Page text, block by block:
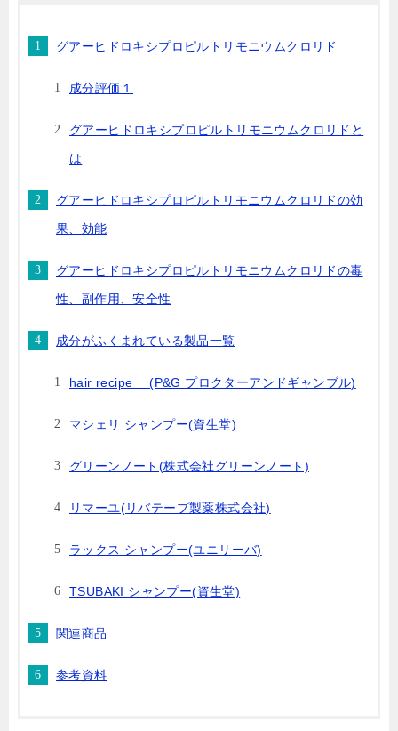
グアーヒドロキシプロピルトリモニウムクロリド
成分評価１
グアーヒドロキシプロピルトリモニウムクロリドと
は
グアーヒドロキシプロピルトリモニウムクロリドの効
果、効能
グアーヒドロキシプロピルトリモニウムクロリドの毒
性、副作用、安全性
成分がふくまれている製品一覧
hair recipe (P&G プロクターアンドギャンブル)
マシェリ シャンプー(資生堂)
グリーンノート(株式会社グリーンノート)
リマーユ(リバテープ製薬株式会社)
ラックス シャンプー(ユニリーバ)
TSUBAKI シャンプー(資生堂)
関連商品
参考資料